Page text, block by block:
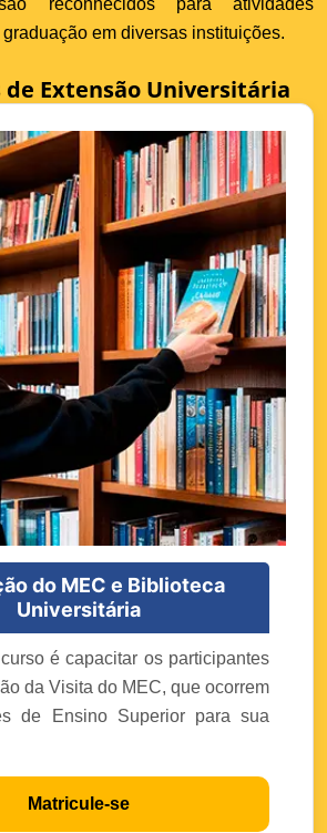
reconhecidos para atividades
em diversas instituições.
de Extensão Universitária
do MEC e Biblioteca
Universitária
é capacitar os participantes
da Visita do MEC, que ocorrem
de Ensino Superior para sua
Matricule-se